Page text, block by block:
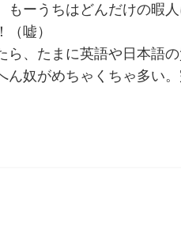
もーうちはどんだけの暇
嘘）
ら、たまに英語や日本語
ん奴がめちゃくちゃ多い